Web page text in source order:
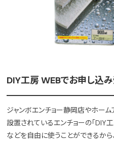
DIY工房 WEBでお申し込み
ジャンボエンチョー静岡店やホー
設置されているエンチョーの「DIY
などを自由に使うことができるか